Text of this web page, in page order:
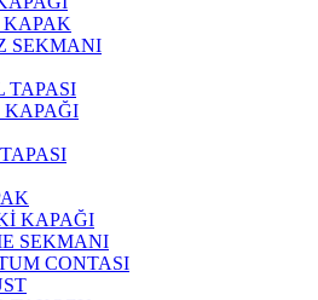
KAPAK
SEKMANI
TAPASI
KAPAĞI
KAPAĞI
SEKMANI
CONTASI